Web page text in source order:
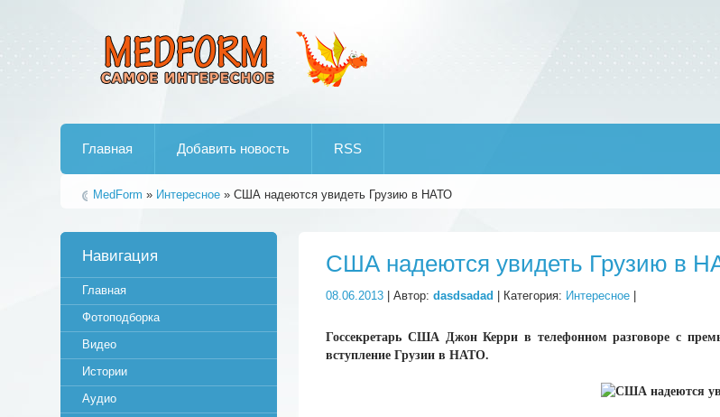
Главная Добавить новость RSS
MedForm » Интересное » США надеются увидеть Грузию в НАТО
США надеются увидеть Грузию в
08.06.2013 | Автор:dasdsadad | Категория: Интересное
Госсекретарь США Джон Керри в телефонном разговоре с
вступление Грузии в НАТО.
Навигация
Главная
Фотоподборка
Видео
Истории
Аудио